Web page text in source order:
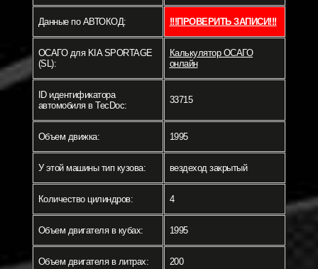
Данные по АВТОКОД: !!!ПРОВЕРИТЬ ЗАПИСИ!!!
ОСАГО для KIA SPORTAGE
(SL):
Калькулятор ОСАГО
онлайн
ID идентификатора
автомобиля в TecDoc:
33715
Объем движка: 1995
У этой машины тип кузова: вездеход закрытый
Количество цилиндров: 4
Объем двигателя в кубах: 1995
Объем двигателя в литрах: 200